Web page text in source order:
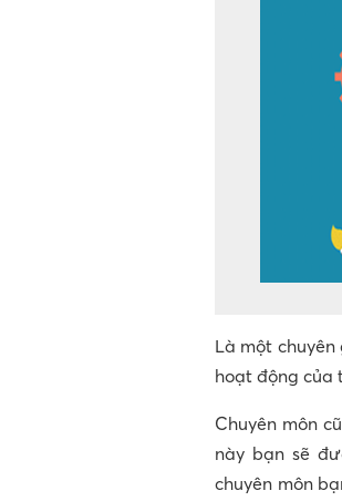
Là một
hoạt động của
Chuyên môn
này bạn sẽ
chuyên môn